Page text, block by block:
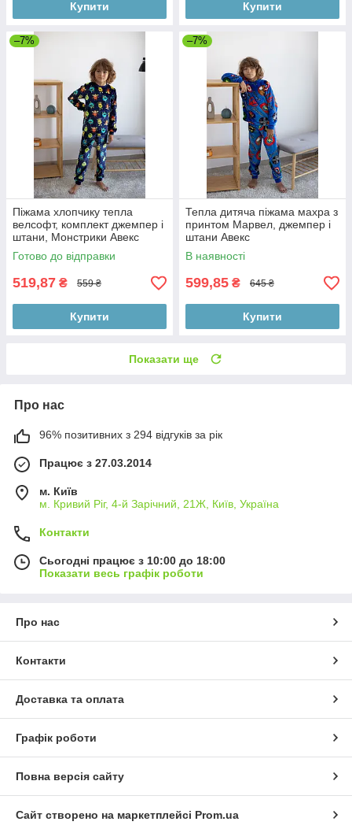
Купити Купити
–7%
Піжама хлопчику тепла
велсофт, комплект джемпер і
штани, Монстрики Авекс
Готово до відправки
519,87 ₴ 559 ₴
Купити
–7%
Тепла дитяча піжама махра з
принтом Марвел, джемпер і
штани Авекс
В наявності
599,85 ₴ 645 ₴
Купити
Показати ще
Про нас
96% позитивних з 294 відгуків за рік
Працює з 27.03.2014
м. Київ
м. Кривий Ріг, 4-й Зарічний, 21Ж, Київ, Україна
Контакти
Сьогодні працює з 10:00 до 18:00
Показати весь графік роботи
Про нас
Контакти
Доставка та оплата
Графік роботи
Повна версія сайту
Сайт створено на маркетплейсі Prom.ua